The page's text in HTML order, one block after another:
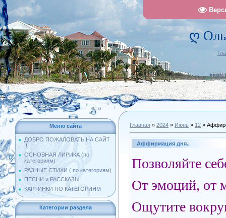
ღ
Меню сайта
ДОБРО ПОЖАЛОВАТЬ НА САЙТ
!!!
ОСНОВНАЯ ЛИРИКА (по
категориям)
РАЗНЫЕ СТИХИ ( по категориям)
ПЕСНИ и РАССКАЗЫ
КАРТИНКИ ПО КАТЕГОРИЯМ
Категории раздела
Главная » 2024 » Июнь » 12 »
Аффирмация дня..
Позволяйте
От эмоций, от
Ощутите